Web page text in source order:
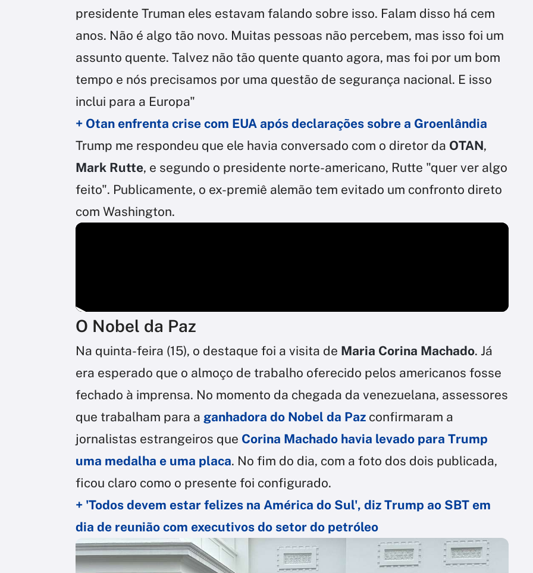
presidente Truman eles estavam falando sobre isso. Falam disso há cem
anos. Não é algo tão novo. Muitas pessoas não percebem, mas isso foi um
assunto quente. Talvez não tão quente quanto agora, mas foi por um bom
tempo e nós precisamos por uma questão de segurança nacional. E isso
inclui para a Europa"
+ Otan enfrenta crise com EUA após declarações sobre a Groenlândia
Trump me respondeu que ele havia conversado com o diretor da OTAN,
Mark Rutte, e segundo o presidente norte-americano, Rutte "quer ver algo
feito". Publicamente, o ex-premiê alemão tem evitado um confronto direto
com Washington.
O Nobel da Paz
Na quinta-feira (15), o destaque foi a visita de Maria Corina Machado. Já
era esperado que o almoço de trabalho oferecido pelos americanos fosse
fechado à imprensa. No momento da chegada da venezuelana, assessores
que trabalham para a ganhadora do Nobel da Paz confirmaram a
jornalistas estrangeiros que Corina Machado havia levado para Trump
uma medalha e uma placa. No fim do dia, com a foto dos dois publicada,
ficou claro como o presente foi configurado.
+ 'Todos devem estar felizes na América do Sul', diz Trump ao SBT em
dia de reunião com executivos do setor do petróleo